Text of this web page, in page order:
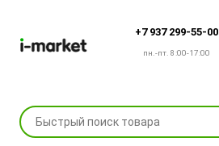
+7 937 299-55-00
пн.-пт. 8:00-17:00